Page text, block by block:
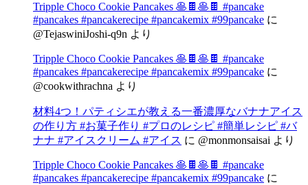
Tripple Choco Cookie Pancakes 🥞🍫🥞🍫 #pancake
#pancakes #pancakerecipe #pancakemix #99pancake に
@TejaswiniJoshi-q9n より
Tripple Choco Cookie Pancakes 🥞🍫🥞🍫 #pancake
#pancakes #pancakerecipe #pancakemix #99pancake に
@cookwithrachna より
材料4つ！パティシエが教える一番濃厚なバナナアイス
の作り方 #お菓子作り #プロのレシピ #簡単レシピ #バ
ナナ #アイスクリーム #アイス に @monmonsaisai より
Tripple Choco Cookie Pancakes 🥞🍫🥞🍫 #pancake
#pancakes #pancakerecipe #pancakemix #99pancake に